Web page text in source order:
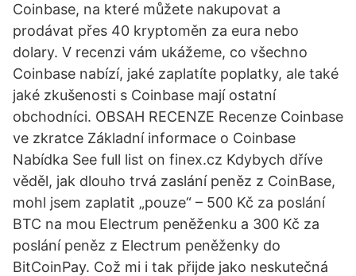
Coinbase, na které můžete nakupovat a
prodávat přes 40 kryptoměn za eura nebo
dolary. V recenzi vám ukážeme, co všechno
Coinbase nabízí, jaké zaplatíte poplatky, ale také
jaké zkušenosti s Coinbase mají ostatní
obchodníci. OBSAH RECENZE Recenze Coinbase
ve zkratce Základní informace o Coinbase
Nabídka See full list on finex.cz Kdybych dříve
věděl, jak dlouho trvá zaslání peněz z CoinBase,
mohl jsem zaplatit „pouze“ – 500 Kč za poslání
BTC na mou Electrum peněženku a 300 Kč za
poslání peněz z Electrum peněženky do
BitCoinPay. Což mi i tak přijde jako neskutečná